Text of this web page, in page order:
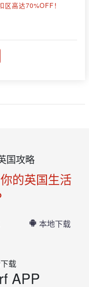
区高达70%OFF！
国攻略
的英国生活
本地下载
载
APP